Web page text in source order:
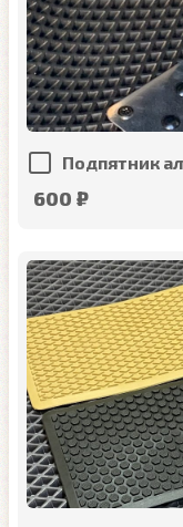
Подпятник
600 ₽